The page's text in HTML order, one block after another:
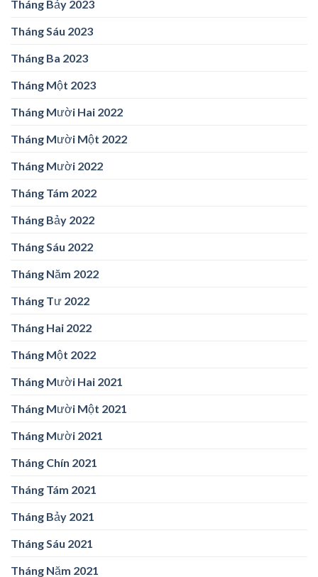
Tháng Bảy 2023
Tháng Sáu 2023
Tháng Ba 2023
Tháng Một 2023
Tháng Mười Hai 2022
Tháng Mười Một 2022
Tháng Mười 2022
Tháng Tám 2022
Tháng Bảy 2022
Tháng Sáu 2022
Tháng Năm 2022
Tháng Tư 2022
Tháng Hai 2022
Tháng Một 2022
Tháng Mười Hai 2021
Tháng Mười Một 2021
Tháng Mười 2021
Tháng Chín 2021
Tháng Tám 2021
Tháng Bảy 2021
Tháng Sáu 2021
Tháng Năm 2021